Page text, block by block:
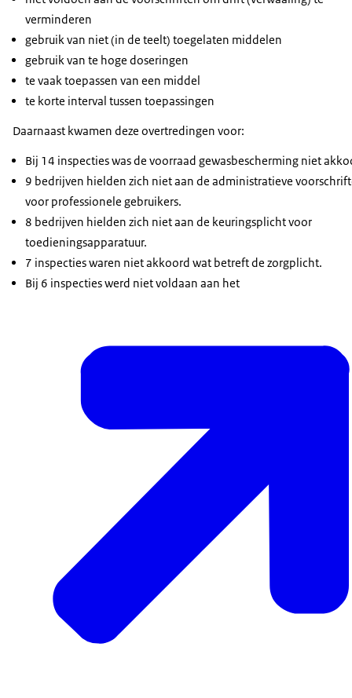
verminderen
gebruik van niet (in de teelt) toegelaten middelen
gebruik van te hoge doseringen
te vaak toepassen van een middel
te korte interval tussen toepassingen
Daarnaast kwamen deze overtredingen voor:
Bij 14 inspecties was de voorraad gewasbescherming niet
9 bedrijven hielden zich niet aan de administratieve
voor professionele gebruikers.
8 bedrijven hielden zich niet aan de keuringsplicht voor
toedieningsapparatuur.
7 inspecties waren niet akkoord wat betreft de zorgplicht.
Bij 6 inspecties werd niet voldaan aan het